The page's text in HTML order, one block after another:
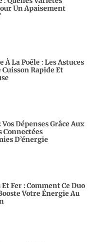
Un Apaisement
À La Poêle : Les Astuces
Cuisson Rapide Et
Dépenses Grâce Aux
Connectées
D’énergie
Fer : Comment Ce Duo
Votre Énergie Au